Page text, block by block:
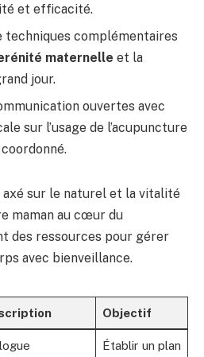
et efficacité.
techniques complémentaires
maternelle et la
jour.
ouvertes avec
sur l’usage de l’acupuncture
axé sur le naturel et la vitalité
maman au cœur du
des ressources pour gérer
avec bienveillance.
Objectif
Établir un plan